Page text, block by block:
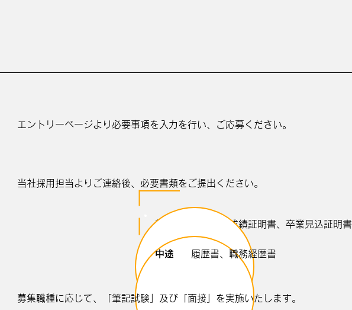
エントリーページより必要事項を入力を行い、ご応募ください。
当社採用担当よりご連絡後、必要書類をご提出ください。
履歴書、成績証明書、卒業見込証明書
新卒
履歴書、職務経歴書
中途
募集職種に応じて、「筆記試験」及び「面接」を実施いたします。